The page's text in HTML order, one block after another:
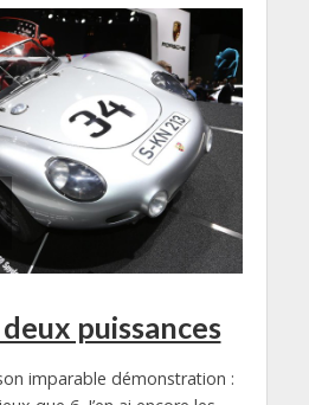
puissances
imparable démonstration :